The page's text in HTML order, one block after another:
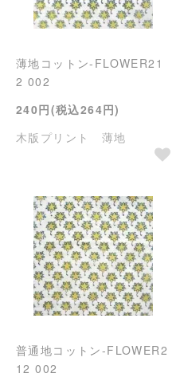
薄地コットン-FLOWER21
2 002
240円(税込264円)
木版プリント 薄地
普通地コットン-FLOWER2
12 002